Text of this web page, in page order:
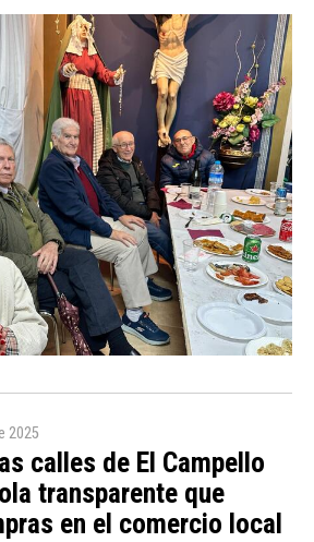
2025
calles de El Campello
transparente que
en el comercio local